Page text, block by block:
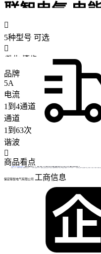
联智电气 电
不稳定 符合

5种型号 可选

河北 保定
品牌
5A
电流
1到4通道
通道
1到63次
谐波

商品看点
3选型指南 有哪些工具可以帮助选择合适的误差指标？
在实际应用中，选择误差指标需要结合任务类型、数据特性和业务
保定联智电气有限公司 工商信息